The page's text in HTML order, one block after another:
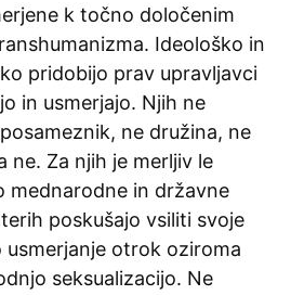
k točno določenim
Ideološko in
pridobijo prav upravljavci
in usmerjajo. Njih ne
ne družina, ne
ne. Za njih je merljiv le
mednarodne in državne
poskušajo vsiliti svoje
usmerjanje otrok oziroma
seksualizacijo. Ne